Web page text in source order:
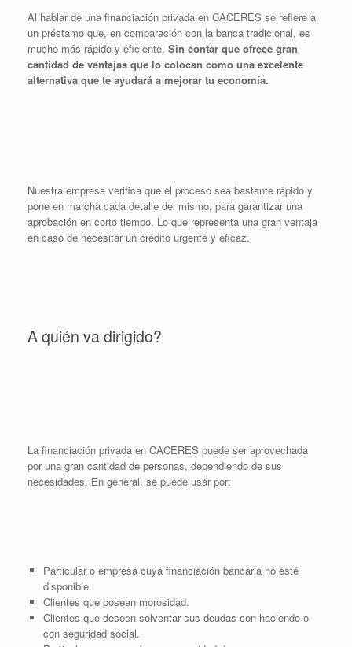
Al hablar de una financiación privada en CACERES se refiere a
un préstamo que, en comparación con la banca tradicional, es
mucho más rápido y eficiente. Sin contar que ofrece gran
cantidad de ventajas que lo colocan como una excelente
alternativa que te ayudará a mejorar tu economía.
Nuestra empresa verifica que el proceso sea bastante rápido y
pone en marcha cada detalle del mismo, para garantizar una
aprobación en corto tiempo. Lo que representa una gran ventaja
en caso de necesitar un crédito urgente y eficaz.
A quién va dirigido?
La financiación privada en CACERES puede ser aprovechada
por una gran cantidad de personas, dependiendo de sus
necesidades. En general, se puede usar por:
Particular o empresa cuya financiación bancaria no esté
disponible.
Clientes que posean morosidad.
Clientes que deseen solventar sus deudas con haciendo o
con seguridad social.